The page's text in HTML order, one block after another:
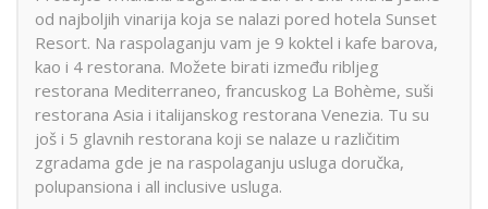
od najboljih vinarija koja se nalazi pored hotela Sunset
Resort. Na raspolaganju vam je 9 koktel i kafe barova,
kao i 4 restorana. Možete birati između ribljeg
restorana Mediterraneo, francuskog La Bohème, suši
restorana Asia i italijanskog restorana Venezia. Tu su
još i 5 glavnih restorana koji se nalaze u različitim
zgradama gde je na raspolaganju usluga doručka,
polupansiona i all inclusive usluga.